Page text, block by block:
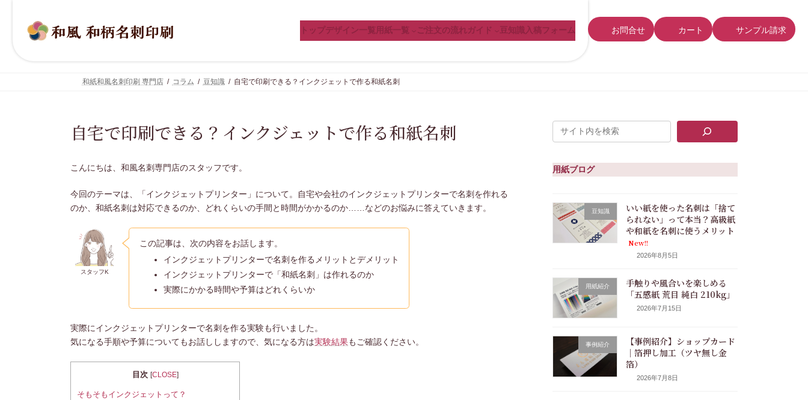
トップデザイン一覧 用紙一覧 ご注文の流れガイド 豆知識入稿フォーム お問合せ カート サンプル請求
和紙和風名刺印刷 専門店 コラム 豆知識 自宅で印刷できる？インクジェットで作る和紙名刺
自宅で印刷できる？インクジェットで作る和紙名刺
こんにちは、和風名刺専門店のスタッフです。
今回のテーマは、「インクジェットプリンター」について。自宅や会社のインクジェットプリンターで名刺を作れる
のか、和紙名刺は対応できるのか、どれくらいの手間と時間がかかるのか……などのお悩みに答えていきます。
スタッフK
この記事は、次の内容をお話します。
インクジェットプリンターで名刺を作るメリットとデメリット
インクジェットプリンターで「和紙名刺」は作れるのか
実際にかかる時間や予算はどれくらいか
実際にインクジェットプリンターで名刺を作る実験も行いました。
気になる手順や予算についてもお話ししますので、気になる方は実験結果もご確認ください。
目次 [CLOSE]
そもそもインクジェットって？
用紙ブログ
豆知識
いい紙を使った名刺は「捨て
られない」って本当？高級紙
や和紙を名刺に使うメリット
New!!
2026年8月5日
用紙紹介
手触りや風合いを楽しめる
「五感紙 荒目 純白 210kg」
2026年7月15日
事例紹介
【事例紹介】ショップカード
｜箔押し加工（ツヤ無し金
箔）
2026年7月8日